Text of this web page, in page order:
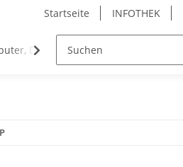
Startseite INFOTHEK
Drucker & Bürobedarf